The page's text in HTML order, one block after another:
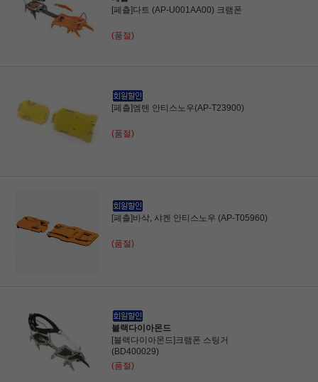
[페츨]다트 (AP-U001AA00) 크램폰
(품절)
[페츨]엠텐 안티스노우(AP-T23900)
(품절)
[페츨]바삭, 샤켄 안티스노우 (AP-T05960)
(품절)
블랙다이아몬드
[블랙다이아몬드]크램폰 스팅거
(BD400029)
(품절)